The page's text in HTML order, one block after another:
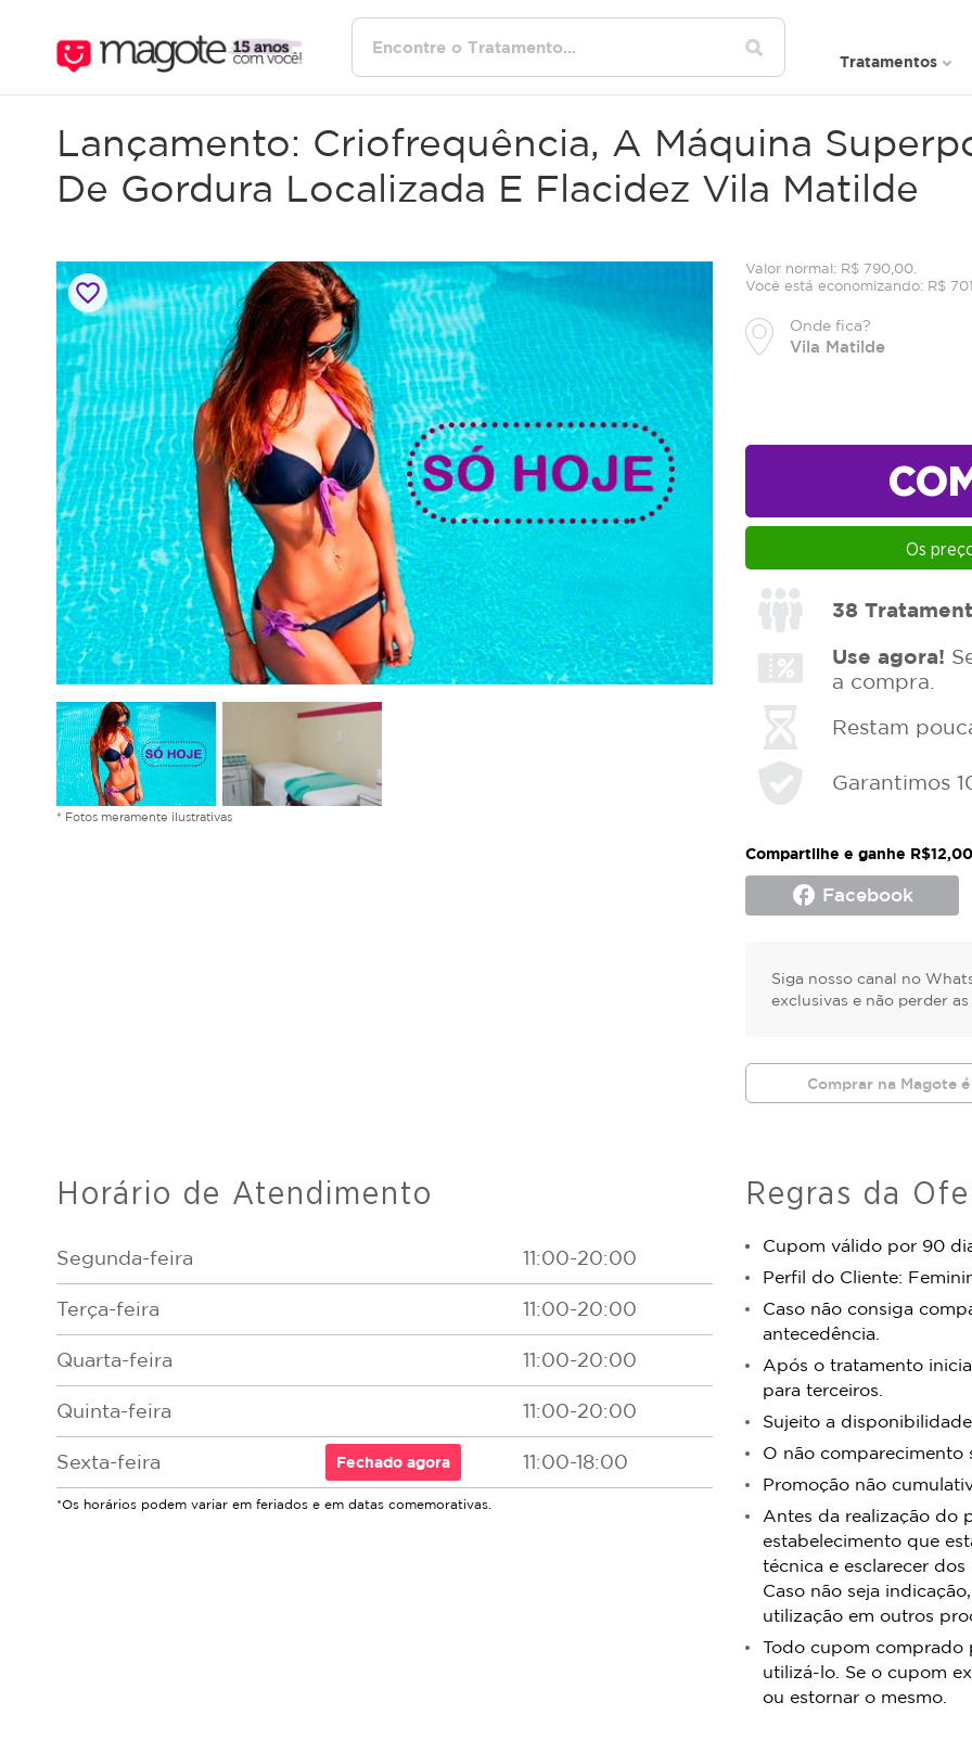
Tratamentos
Lançamento: Criofrequência, A Máquina
De Gordura Localizada E Flacidez Vila Matilde
favorite_border
* Fotos meramente ilustrativas
Valor normal: R$ 790,00.
Você está economizando: R$
Onde fica?
Vila Matilde
Os
38
Use agora!
a compra.
Restam
Garantimos
Compartilhe e ganhe
facebook Facebook
Siga nosso canal no
exclusivas e não perder
Comprar na Magote
Horário de Atendimento
Segunda-feira 11:00-20:00
Terça-feira 11:00-20:00
Quarta-feira 11:00-20:00
Quinta-feira 11:00-20:00
Sexta-feira Fechado agora 11:00-18:00
*Os horários podem variar em feriados e em datas comemorativas.
Regras da
Cupom válido por 90
Perfil do Cliente:
Caso não consiga
antecedência.
Após o tratamento
para terceiros.
Sujeito a
O não comparecimento
​​​​​​​Promoção não
Antes da realização do
estabelecimento que
técnica e esclarecer
Caso não seja
utilização em outros
Todo cupom comprado
utilizá-lo. Se o cupom
ou estornar o mesmo.